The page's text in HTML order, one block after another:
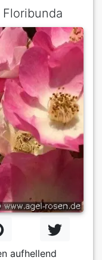
aufhellend